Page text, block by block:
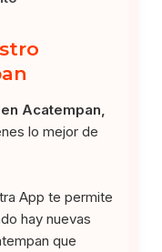
Acatempan,
lo mejor de
App te permite
hay nuevas
que